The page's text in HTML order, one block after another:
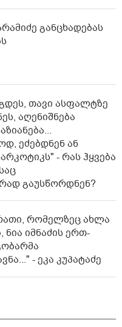
განცხადებას
თავი ასფალტზე
აღენიშნება
ეძებდნენ ან
- რას ჰყვება
გაუსწორდნენ?
რომელზეც ახლა
ნია იმნაძის ერთ-
- ეკა კუპატაძე